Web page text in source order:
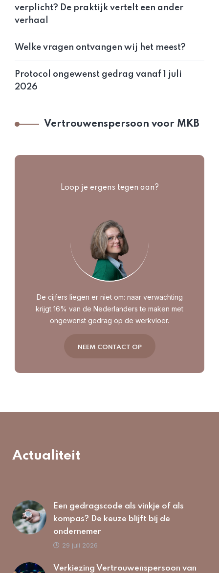
verplicht? De praktijk vertelt een ander
verhaal
Welke vragen ontvangen wij het meest?
Protocol ongewenst gedrag vanaf 1 juli
2026
Vertrouwenspersoon voor MKB
Loop je ergens tegen aan?
De cijfers liegen er niet om: naar verwachting
krijgt 16% van de Nederlanders te maken met
ongewenst gedrag op de werkvloer.
NEEM CONTACT OP
Actualiteit
Een gedragscode als vinkje of als
kompas? De keuze blijft bij de
ondernemer
29 juli 2026
Verkiezing Vertrouwenspersoon van